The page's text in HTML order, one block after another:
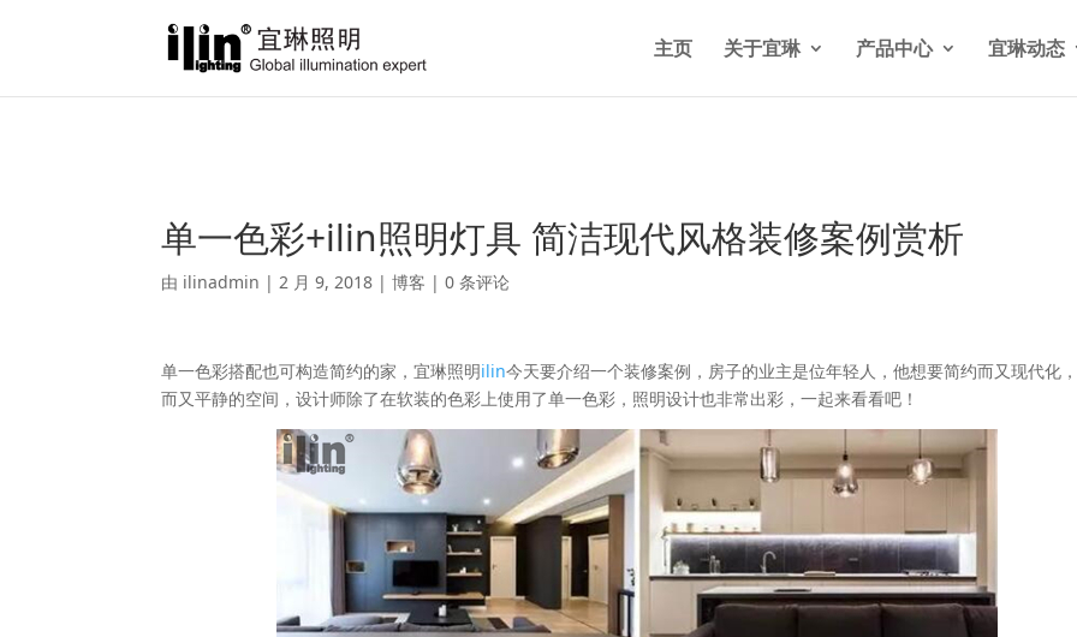
: A non-numeric value encountered in /var/www/html/ilin/wp-content/themes/Divi/functions.phpon line5841
主页 关于宜琳 产品中心 宜琳动态
单一色彩+ilin照明灯具 简洁现代风格装修案例赏析
由 ilinadmin |2 月 9, 2018 |博客 |0 条评论
单一色彩搭配也可构造简约的家，宜琳照明ilin今天要介绍一个装修案例，房子的业主是位年轻人，他想要简约而又现代化
而又平静的空间，设计师除了在软装的色彩上使用了单一色彩，照明设计也非常出彩，一起来看看吧！